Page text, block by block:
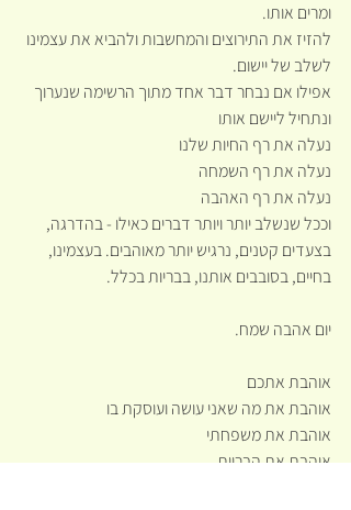
ומרים אותו.
להזיז את התירוצים והמחשבות ולהביא את עצמינו
לשלב של יישום.
אפילו אם נבחר דבר אחד מתוך הרשימה שנערוך
ונתחיל ליישם אותו
נעלה את רף החיות שלנו
נעלה את רף השמחה
נעלה את רף האהבה
וככל שנשלב יותר ויותר דברים כאילו - בהדרגה,
בצעדים קטנים, נרגיש יותר מאוהבים. בעצמינו,
בחיים, בסובבים אותנו, בבריות בכלל.
יום אהבה שמח.
אוהבת אתכם
אוהבת את מה שאני עושה ועוסקת בו
אוהבת את משפחתי
אוהבת את הבריות